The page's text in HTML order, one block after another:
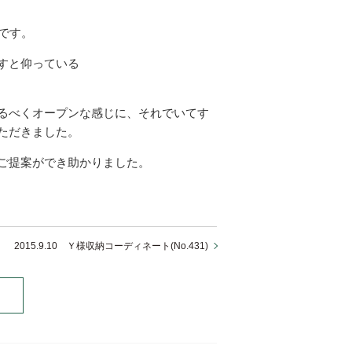
す。
と仰っている
べくオープンな感じに、それでいてす
きました。
案ができ助かりました。
2015.9.10 Ｙ様収納コーディネート(No.431)